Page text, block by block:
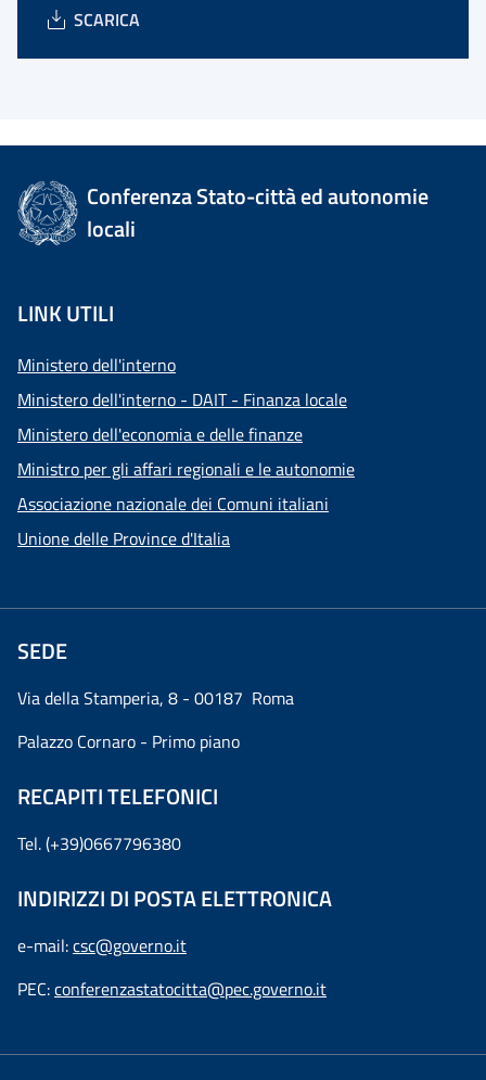
SCARICA
Conferenza Stato-città ed autonomie
locali
LINK UTILI
Ministero dell'interno
Ministero dell'interno - DAIT - Finanza locale
Ministero dell'economia e delle finanze
Ministro per gli affari regionali e le autonomie
Associazione nazionale dei Comuni italiani
Unione delle Province d'Italia
SEDE
Via della Stamperia, 8 - 00187 Roma
Palazzo Cornaro - Primo piano
RECAPITI TELEFONICI
Tel. (+39)0667796380
INDIRIZZI DI POSTA ELETTRONICA
e-mail:csc@governo.it
PEC:conferenzastatocitta@pec.governo.it